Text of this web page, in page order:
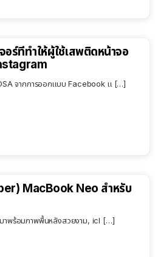
ร์ที่ทำให้ผู้ใช้เสพติดหน้าจอ
จากการออกแบบ Facebook แ […]
MacBook Neo สำหรับ
าพร้อมภาพพื้นหลังสวยงาม, icl […]